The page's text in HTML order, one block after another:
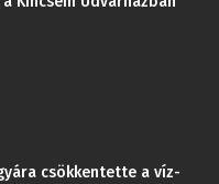
csökkentette a víz-